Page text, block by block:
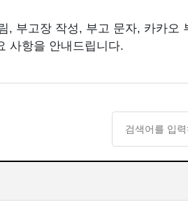
, 부고장 작성, 부고 문자, 카카오
사항을 안내드립니다.